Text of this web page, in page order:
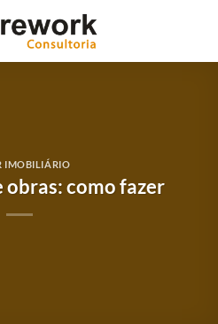
IMOBILIÁRIO
como fazer